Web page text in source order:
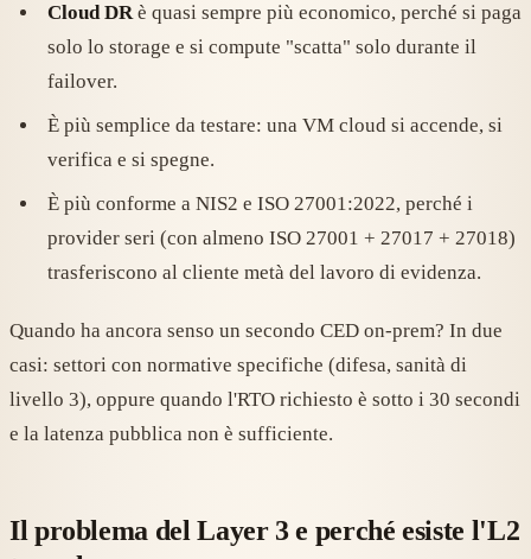
Cloud DRè quasi sempre più economico, perché si paga
solo lo storage e si compute "scatta" solo durante il
failover.
È più semplice da testare: una VM cloud si accende, si
verifica e si spegne.
È più conforme a NIS2 e ISO 27001:2022, perché i
provider seri (con almeno ISO 27001 + 27017 + 27018)
trasferiscono al cliente metà del lavoro di evidenza.
Quando ha ancora senso un secondo CED on-prem? In due
casi: settori con normative specifiche (difesa, sanità di
livello 3), oppure quando l'RTO richiesto è sotto i 30 secondi
e la latenza pubblica non è sufficiente.
Il problema del Layer 3 e perché esiste l'L2